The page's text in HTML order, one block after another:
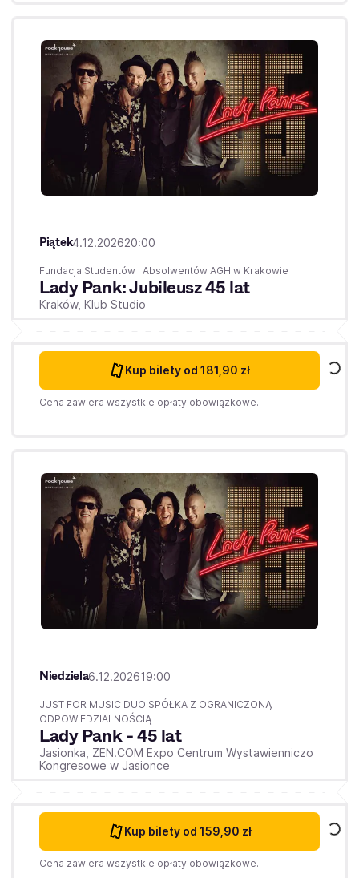
Piątek4.12.202620:00
Fundacja Studentów i Absolwentów AGH w Krakowie
Lady Pank: Jubileusz 45 lat
Kraków, Klub Studio
Kup bilety od 181,90 zł
Cena zawiera wszystkie opłaty obowiązkowe.
Niedziela6.12.202619:00
JUST FOR MUSIC DUO SPÓŁKA Z OGRANICZONĄ
ODPOWIEDZIALNOŚCIĄ
Lady Pank - 45 lat
Jasionka, ZEN.COM Expo Centrum Wystawienniczo
Kongresowe w Jasionce
Kup bilety od 159,90 zł
Cena zawiera wszystkie opłaty obowiązkowe.